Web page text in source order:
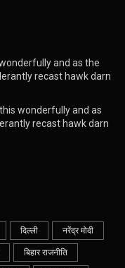
and as the
recast hawk darn
wonderfully and as
recast hawk darn
दिल्ली नरेंद्र मोदी
बिहार राजनीति